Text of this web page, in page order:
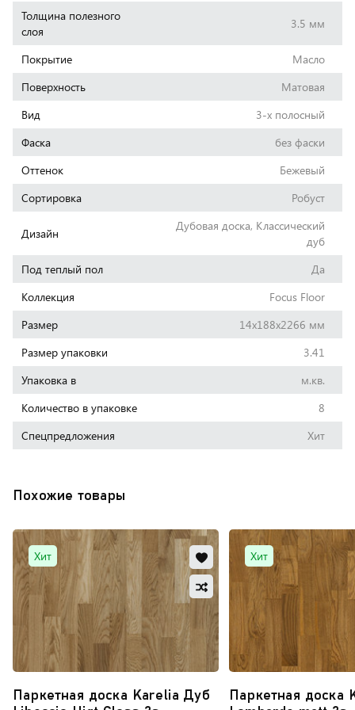
Толщина полезного
слоя
3.5 мм
Покрытие
Масло
Поверхность
Матовая
Вид
3-х полосный
Фаска
без фаски
Оттенок
Бежевый
Сортировка
Робуст
Дизайн
Дубовая доска, Классический
дуб
Под теплый пол
Да
Коллекция
Focus Floor
Размер
14х188х2266 мм
Размер упаковки
3.41
Упаковка в
м.кв.
Количество в упаковке
8
Cпецпредложения
Хит
Похожие товары
Хит
Паркетная доска Karelia Дуб
Добавить
в
избранное
Обновляю
список...
Добавить
в
сравнение
Хит
Паркетная доска